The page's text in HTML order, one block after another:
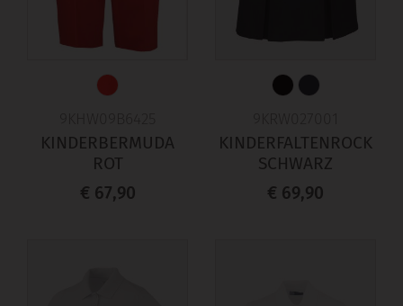
KINDERBERMUDA
ROT
€ 67,90
KINDERFALTENROCK
SCHWARZ
€ 69,90